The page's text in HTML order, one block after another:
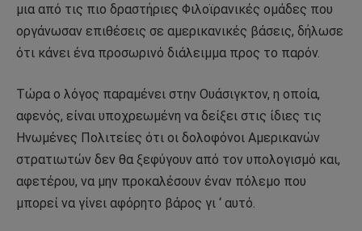
μια από τις πιο δραστήριες Φιλοϊρανικές ομάδες που
οργάνωσαν επιθέσεις σε αμερικανικές βάσεις, δήλωσε
ότι κάνει ένα προσωρινό διάλειμμα προς το παρόν.
Τώρα ο λόγος παραμένει στην Ουάσιγκτον, η οποία,
αφενός, είναι υποχρεωμένη να δείξει στις ίδιες τις
Ηνωμένες Πολιτείες ότι οι δολοφόνοι Αμερικανών
στρατιωτών δεν θα ξεφύγουν από τον υπολογισμό και,
αφετέρου, να μην προκαλέσουν έναν πόλεμο που
μπορεί να γίνει αφόρητο βάρος γι ‘ αυτό.